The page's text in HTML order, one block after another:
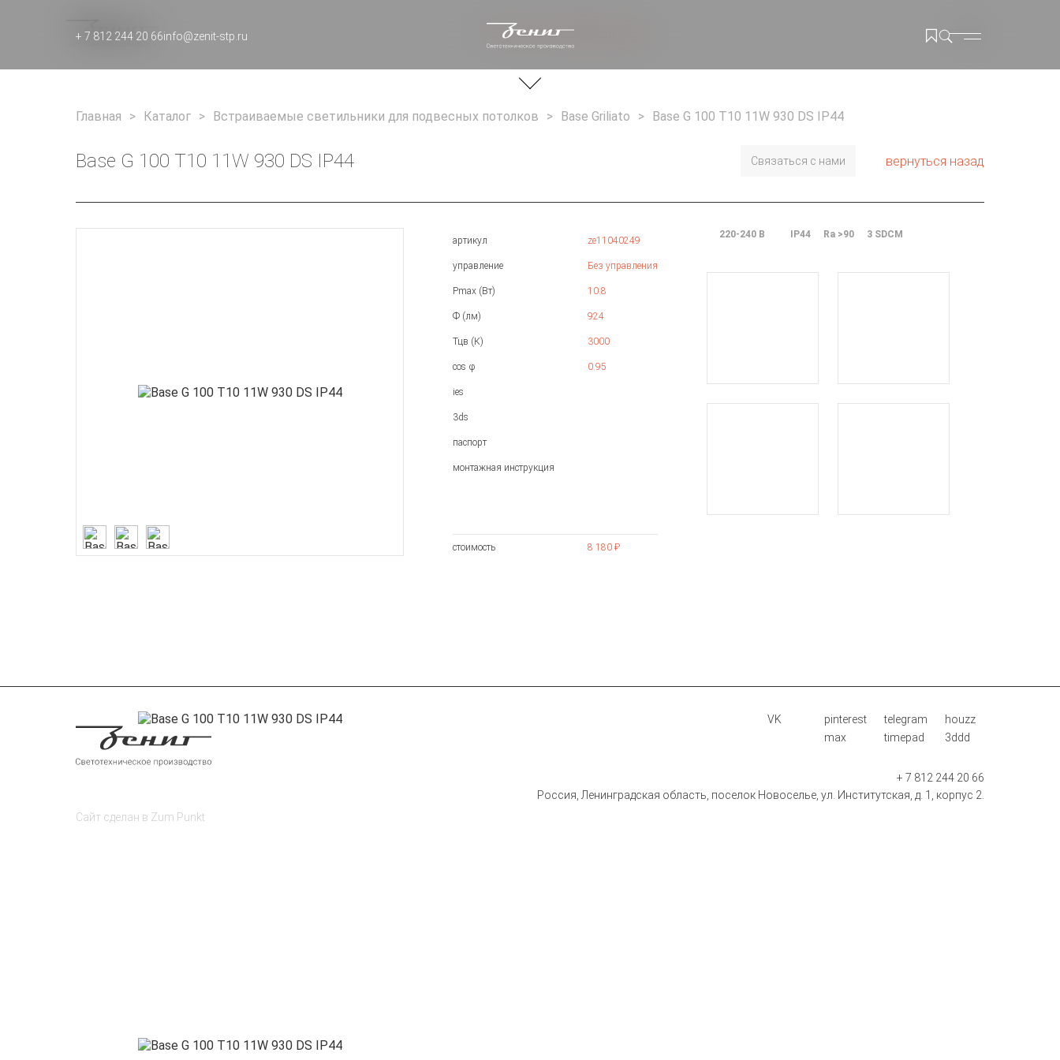
+ 7 812 244 20 66info@zenit-stp.ru
+ 7 812 244 20 66info@zenit-stp.ru
Главная Каталог Встраиваемые светильники для подвесных потолков Base Griliato Base G 100 T10 11W 930 DS IP44
Base G 100 T10 11W 930 DS IP44 Связаться с нами вернуться назад
артикул ze11040249
управление Без управления
Pmax (Вт) 10.8
Ф (лм) 924
Тцв (К) 3000
cos φ 0.95
ies
3ds
паспорт
монтажная инструкция
стоимость 8 180 ₽
220-240 В IP44 Ra >90 3 SDCM
houzz
telegram
pinterest
VK
3ddd
timepad
max
+ 7 812 244 20 66
Россия, Ленинградская область, поселок Новоселье, ул. Институтская, д. 1, корпус 2.
Сайт сделан в Zum Punkt